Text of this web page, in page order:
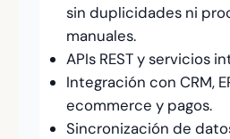
sin duplicidades ni
manuales.
APIs REST y servicios
Integración con CRM,
ecommerce y pagos.
Sincronización de